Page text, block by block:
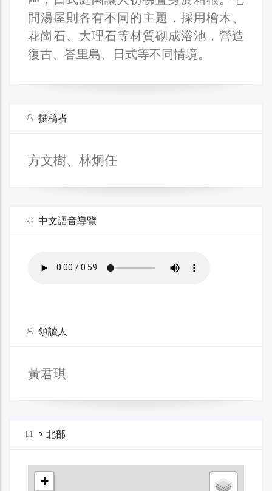
間湯屋則各有不同的主題，採用檜木、
花崗石、大理石等材質砌成浴池，營造
復古、峇里島、日式等不同情境。
撰稿者
方文樹、林炯任
中文語音導覽
領讀人
黃君琪
> 北部